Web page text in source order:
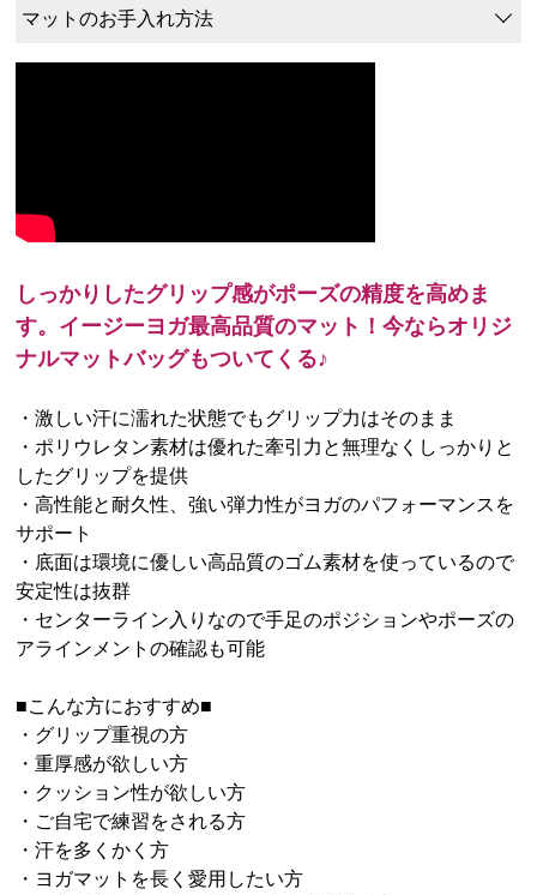
マットのお手入れ方法
しっかりしたグリップ感がポーズの精度を高めま
す。イージーヨガ最高品質のマット！今ならオリジ
ナルマットバッグもついてくる♪
・激しい汗に濡れた状態でもグリップ力はそのまま
・ポリウレタン素材は優れた牽引力と無理なくしっかりと
したグリップを提供
・高性能と耐久性、強い弾力性がヨガのパフォーマンスを
サポート
・底面は環境に優しい高品質のゴム素材を使っているので
安定性は抜群
・センターライン入りなので手足のポジションやポーズの
アラインメントの確認も可能
■こんな方におすすめ■
・グリップ重視の方
・重厚感が欲しい方
・クッション性が欲しい方
・ご自宅で練習をされる方
・汗を多くかく方
・ヨガマットを長く愛用したい方